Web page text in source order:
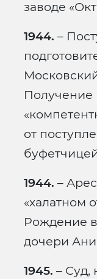
заводе
1944. –
Получение
от
1944. –
«халатном
Рождение
дочери
1945. – Суд,